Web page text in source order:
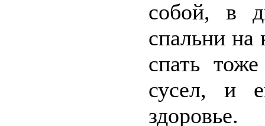
собой, в
спальни
спать
сусел, и